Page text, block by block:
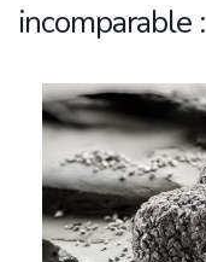
incomparable :